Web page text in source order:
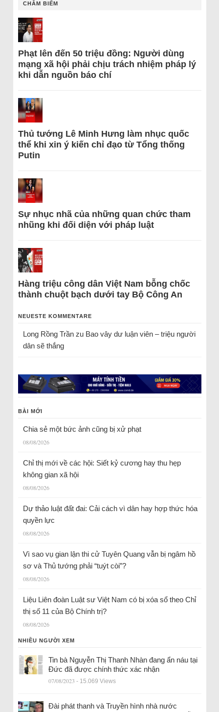
CHÂM BIẾM
Phạt lên đến 50 triệu đồng: Người dùng
mạng xã hội phải chịu trách nhiệm pháp lý
khi dẫn nguồn báo chí
Thủ tướng Lê Minh Hưng làm nhục quốc
thể khi xin ý kiến chỉ đạo từ Tổng thống
Putin
Sự nhục nhã của những quan chức tham
nhũng khi đối diện với pháp luật
Hàng triệu công dân Việt Nam bỗng chốc
thành chuột bạch dưới tay Bộ Công An
NEUESTE KOMMENTARE
Long Rồng Trầnzu Bao vây dư luận viên – triệu người
dân sẽ thắng
BÀI MỚI
Chia sẻ một bức ảnh cũng bị xử phạt
08/08/2026
Chỉ thị mới về các hội: Siết kỷ cương hay thu hẹp
không gian xã hội
08/08/2026
Dự thảo luật đất đai: Cải cách vì dân hay hợp thức hóa
quyền lực
08/08/2026
Vì sao vụ gian lận thi cử Tuyên Quang vẫn bị ngâm hồ
sơ và Thủ tướng phải “tuýt còi”?
08/08/2026
Liệu Liên đoàn Luật sư Việt Nam có bị xóa sổ theo Chỉ
thị số 11 của Bộ Chính trị?
08/08/2026
NHIỀU NGƯỜI XEM
Tin bà Nguyễn Thị Thanh Nhàn đang ẩn náu tại
Đức đã được chính thức xác nhận
07/08/2023 - 15.069 Views
Đài phát thanh và Truyền hình nhà nước